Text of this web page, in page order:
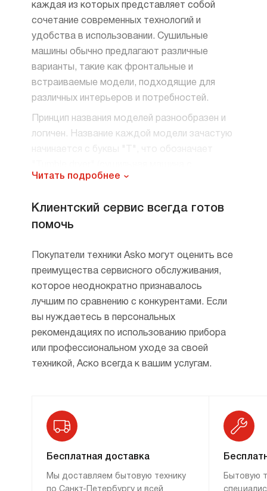
каждая из которых представляет собой
сочетание современных технологий и
удобства в использовании. Сушильные
машины обычно предлагают различные
варианты, такие как фронтальные и
встраиваемые модели, подходящие для
различных интерьеров и потребностей.
Принцип названия моделей разнообразен и
логичен. Название каждой модели зачастую
барабаном). После буквы следует числовая
идентифицировать определенные
характеристики устройства. Например,
и размер машины, а также на
дополнительные функции или улучшения,
такие как модели с функцией теплового
насоса или высоким уровнем
энергоэффективности.
Некоторые модели могут иметь суффиксы,
указывающие на специальные функции или
особенности, такие как низкий уровень
на защиту тканей. Таким образом, вся
система именования машин создана в
функциональности, позволяя пользователям
легко ориентироваться в ассортименте и
Читать подробнее
Клиентский сервис всегда готов
помочь
Покупатели техники Asko могут оценить все
преимущества сервисного обслуживания,
которое неоднократно признавалось
лучшим по сравнению с конкурентами. Если
вы нуждаетесь в персональных
рекомендациях по использованию прибора
или профессиональном уходе за своей
техникой, Аско всегда к вашим услугам.
Бесплатная доставка
Мы доставляем бытовую технику
по Санкт-Петербургу и всей
Бытовую